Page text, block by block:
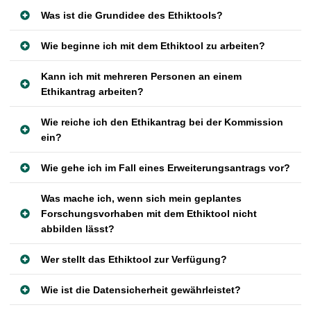
Was ist die Grundidee des Ethiktools?
Wie beginne ich mit dem Ethiktool zu arbeiten?
Kann ich mit mehreren Personen an einem
Ethikantrag arbeiten?
Wie reiche ich den Ethikantrag bei der Kommission
ein?
Wie gehe ich im Fall eines Erweiterungsantrags vor?
Was mache ich, wenn sich mein geplantes
Forschungsvorhaben mit dem Ethiktool nicht
abbilden lässt?
Wer stellt das Ethiktool zur Verfügung?
Wie ist die Datensicherheit gewährleistet?